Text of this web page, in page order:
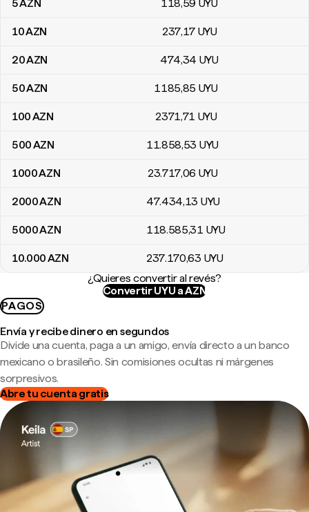
5AZN 118,59 UYU
10AZN 237,17 UYU
20AZN 474,34 UYU
50AZN 1185,85 UYU
100AZN 2371,71 UYU
500AZN 11.858,53 UYU
1000AZN 23.717,06 UYU
2000AZN 47.434,13 UYU
5000AZN 118.585,31 UYU
10.000AZN 237.170,63 UYU
¿Quieres convertir al revés?
Convertir UYU a AZN
PAGOS
Envía y recibe dinero en segundos
Divide una cuenta, paga a un amigo, envía directo a un banco
mexicano o brasileño. Sin comisiones ocultas ni márgenes
sorpresivos.
Abre tu cuenta gratis